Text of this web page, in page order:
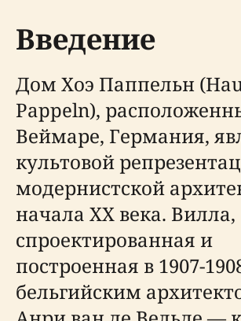
Введение
Дом Хоэ Паппельн
Pappeln),
Веймаре, Германия,
культовой
модернистской
начала XX века. Вилла,
спроектированная и
построенная в 1907-
бельгийским